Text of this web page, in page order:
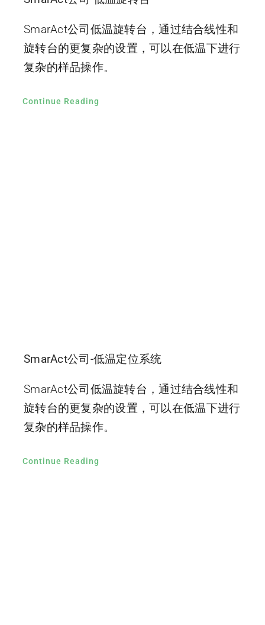
SmarAct公司低温旋转台，通过结合线性和
旋转台的更复杂的设置，可以在低温下进行
复杂的样品操作。
Continue Reading
SmarAct公司-低温定位系统
SmarAct公司低温旋转台，通过结合线性和
旋转台的更复杂的设置，可以在低温下进行
复杂的样品操作。
Continue Reading